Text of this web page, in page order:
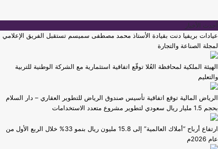
أحدث الأخبار
عيادات بريفيا دنت بقيادة الأستاذ محمد مصطفى سميسم تستقبل الفريق الإعلامي
لمجلة الصناعة والتجارة
الهيئة الملكية لمحافظة العُلا توقّع اتفاقية استثمارية مع الشركة الوطنية للتربية
والتعليم
الرياض المالية توقع اتفاقية تأسيس صندوق الرياض للتطوير العقاري – دار السلام
بحجم 1.5 مليار ريال سعودي لتطوير مشروع متعدد الاستخدامات
ارتفاع أرباح “أملاك العالمية” إلى 15.8 مليون ريال بنمو 33% خلال الربع الأول من
عام 2026م